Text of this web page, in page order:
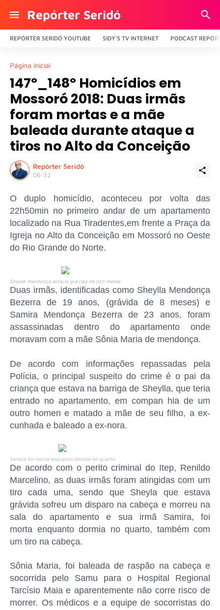
Repórter Seridó
REPÓRTER SERIDÓ YOUTUBE SIDY'S TV INTERNET PODCAST
Página inicial
147º_148º Homicídios em
Mossoró 2018: Duas irmãs
foram mortas e a mãe
baleada durante ataque a
tiros no Alto da Conceição
Repórter Seridó
06:32
O duplo homicídio, aconteceu por volta das
22h50min no primeiro andar de um apartamento
localizado na Rua Tiradentes,em frente a Praça da
Igreja no Alto da Conceição em Mossoró no Oeste
do Rio Grande do Norte.
Sheylla mendonça estava grávida de oito meses
Duas irmãs, identificadas como Sheylla Mendonça
Bezerra de 19 anos, (grávida de 8 meses) e
Samira Mendonça Bezerra de 23 anos, foram
assassinadas dentro do apartamento onde
moravam com a mãe Sônia Maria de mendonça.
De acordo com informações repassadas pela
Polícia, o principal suspeito do crime é o pai da
criança que estava na barriga de Sheylla, que teria
entrado no apartamento, em compan hia de um
outro homen e matado a mãe de seu filho, a ex-
cunhada e baleado a ex-nora.
Samira foi morta enquanto dormia no quarto
De acordo com o perito criminal do Itep, Renildo
Marcelino, as duas irmãs foram atingidas com um
tiro cada uma, sendo que Sheyla que estava
grávida sofreu um disparo na cabeça e morreu na
sala do apartamento e sua irmã Samira, foi
morta enquanto dormia no quarto, também com
um tiro na cabeça.
Sônia Maria, foi baleada de raspão na cabeça e
socorrida pelo Samu para o Hospital Regional
Tarcísio Maia e aparentemente não corre risco de
morrer. Os médicos e a equipe de socorristas do